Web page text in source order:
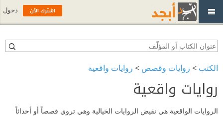
الكتب > روايات وقصص > روايات واقعية
روايات واقعية
الروايات الواقعية هي نقيض الروايات الخيالية وهي تروي قصصاً أو أحداثاً
اشترك الآن دخول